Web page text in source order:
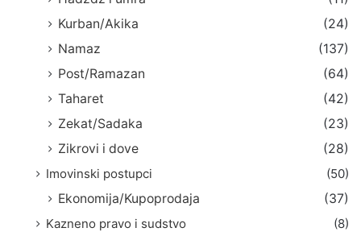
Kurban/Akika
(24)
Namaz
(137)
Post/Ramazan
(64)
Taharet
(42)
Zekat/Sadaka
(23)
Zikrovi i dove
(28)
Imovinski postupci
(50)
Ekonomija/Kupoprodaja
(37)
Kazneno pravo i sudstvo
(8)